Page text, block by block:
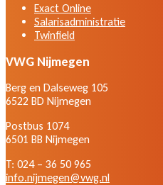
Exact Online
Salarisadministratie
Twinfield
VWG Nijmegen
Berg en Dalseweg 105
6522 BD Nijmegen
Postbus 1074
6501 BB Nijmegen
T: 024 – 36 50 965
info.nijmegen@vwg.nl